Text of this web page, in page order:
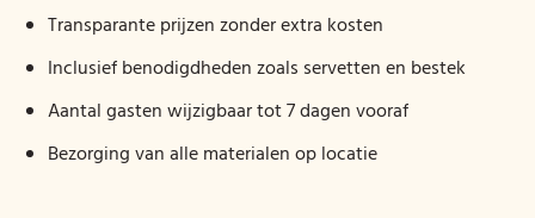
Transparante prijzen zonder extra kosten
Inclusief benodigdheden zoals servetten en bestek
Aantal gasten wijzigbaar tot 7 dagen vooraf
Bezorging van alle materialen op locatie